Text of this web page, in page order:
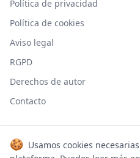
Política de privacidad
Política de cookies
Aviso legal
RGPD
Derechos de autor
Contacto
© 2026 Cookmonkeys.
🍪 Usamos cookies